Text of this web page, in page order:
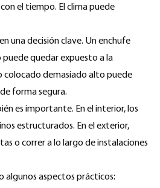
el tiempo. El clima puede
una decisión clave. Un enchufe
quedar expuesto a la
colocado demasiado alto puede
forma segura.
es importante. En el interior, los
estructurados. En el exterior,
o correr a lo largo de instalaciones
algunos aspectos prácticos: